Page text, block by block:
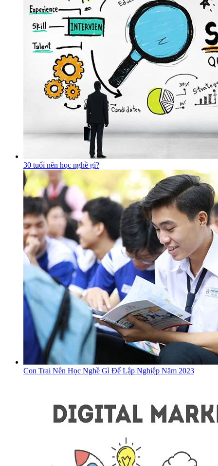
30 tuổi nên học nghề gì?
Con Trai Nên Học Nghề Gì Để Lập Nghiệp Năm 2023